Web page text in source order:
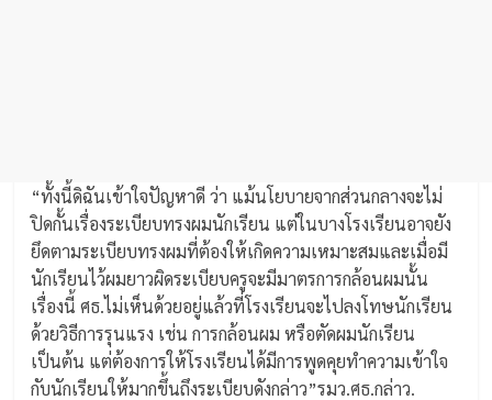
“ทั้งนี้ดิฉันเข้าใจปัญหาดี ว่า แม้นโยบายจากส่วนกลางจะไม่
ปิดกั้นเรื่องระเบียบทรงผมนักเรียน แต่ในบางโรงเรียนอาจยัง
ยึดตามระเบียบทรงผมที่ต้องให้เกิดความเหมาะสมและเมื่อมี
นักเรียนไว้ผมยาวผิดระเบียบครูจะมีมาตรการกล้อนผมนั้น
เรื่องนี้ ศธ.ไม่เห็นด้วยอยู่แล้วที่โรงเรียนจะไปลงโทษนักเรียน
ด้วยวิธีการรุนแรง เช่น การกล้อนผม หรือตัดผมนักเรียน
เป็นต้น แต่ต้องการให้โรงเรียนได้มีการพูดคุยทำความเข้าใจ
กับนักเรียนให้มากขึ้นถึงระเบียบดังกล่าว”รมว.ศธ.กล่าว.